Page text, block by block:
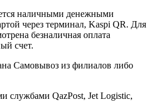
наличными денежными
через терминал, Kaspi QR. Для
безналичная оплата
счет.
Самовывоз из филиалов либо
службами QazPost, Jet Logistic,